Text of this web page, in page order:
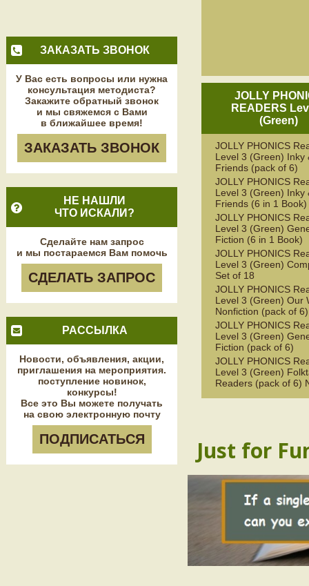
ЗАКАЗАТЬ ЗВОНОК
У Вас есть вопросы или нужна
консультация методиста?
Закажите обратный звонок
и мы свяжемся с Вами
в ближайшее время!
ЗАКАЗАТЬ ЗВОНОК
НЕ НАШЛИ
ЧТО ИСКАЛИ?
Сделайте нам запрос
и мы постараемся Вам помочь
СДЕЛАТЬ ЗАПРОС
РАССЫЛКА
Новости, объявления, акции,
приглашения на мероприятия.
поступление новинок,
конкурсы!
Все это Вы можете получать
на свою электронную почту
ПОДПИСАТЬСЯ
JOLLY
READERS
(Green)
JOLLY PHONICS
Level 3 (Green) Inky
Friends (pack of 6)
JOLLY PHONICS
Level 3 (Green) Inky
Friends (6 in 1 Book)
JOLLY PHONICS
Level 3 (Green)
Fiction (6 in 1 Book)
JOLLY PHONICS
Level 3 (Green)
Set of 18
JOLLY PHONICS
Level 3 (Green) Our
Nonfiction (pack of 6)
JOLLY PHONICS
Level 3 (Green)
Fiction (pack of 6)
JOLLY PHONICS
Level 3 (Green)
Readers (pack of 6)
Just for